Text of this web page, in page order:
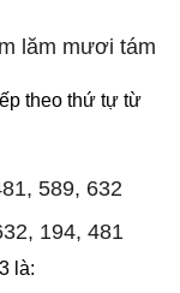
lăm mươi tám
theo thứ tự từ
589, 632
194, 481
là: